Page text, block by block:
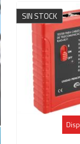
SIN STOCK